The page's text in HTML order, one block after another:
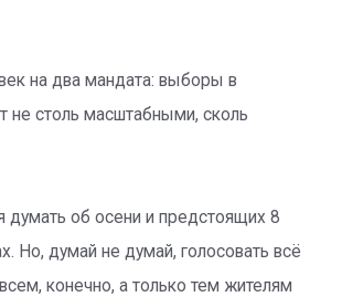
на два мандата: выборы в
не столь масштабными, сколь
думать об осени и предстоящих 8
Но, думай не думай, голосовать всё
конечно, а только тем жителям